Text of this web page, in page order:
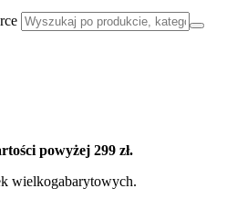
powyżej 299 zł.
wielkogabarytowych.